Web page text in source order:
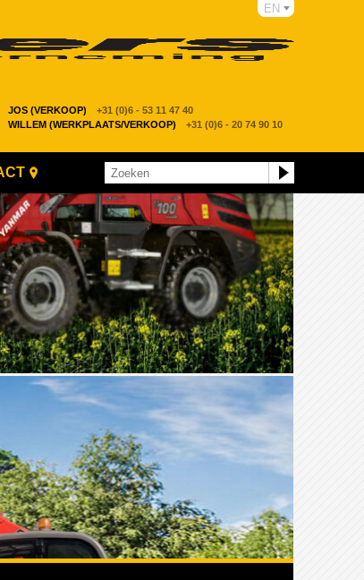
JOS (VERKOOP)
+31 (0)6 - 53 11 47 40
WILLEM (WERKPLAATS/VERKOOP) +31 (0)6 - 20 74 90 10
EN